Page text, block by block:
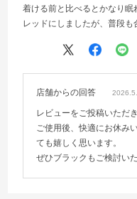
着ける前と比べるとかなり眠
レッドにしましたが、普段も
店舗からの回答
レビューをご投稿いただ
ご使用後、快適にお休み
ても嬉しく思います。
ぜひブラックもご検討い